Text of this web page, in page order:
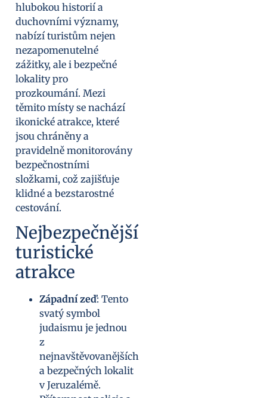
hlubokou historií a
duchovními významy,
nabízí turistům nejen
nezapomenutelné
zážitky, ale i bezpečné
lokality pro
prozkoumání. Mezi
těmito místy se nachází
ikonické atrakce, které
jsou chráněny a
pravidelně monitorovány
bezpečnostními
složkami, což zajišťuje
klidné a bezstarostné
cestování.
Nejbezpečnější
turistické
atrakce
Západní zeď: Tento
svatý symbol
judaismu je jednou
z
nejnavštěvovanějších
a bezpečných lokalit
v Jeruzalémě.